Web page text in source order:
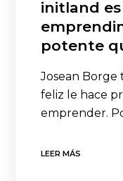
initland
potente
Josean Borge
feliz le hace
emprender.
LEER MÁS